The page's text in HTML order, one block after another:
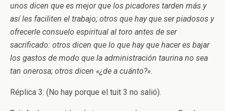
unos dicen que es mejor que los picadores tarden más y
así les faciliten el trabajo; otros que hay que ser piadosos y
ofrecerle consuelo espiritual al toro antes de ser
sacrificado: otros dicen que lo que hay que hacer es bajar
los gastos de modo que la administración taurina no sea
tan onerosa; otros dicen «¿de a cuánto?».
Réplica 3: (No hay porque el tuit 3 no salió).